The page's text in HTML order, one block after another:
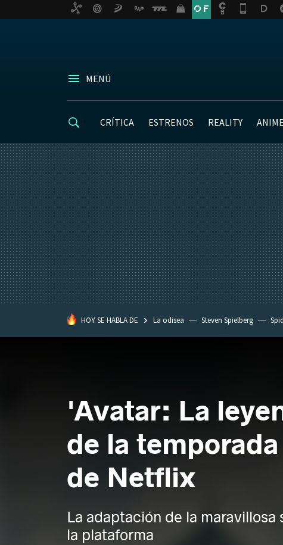
MENÚ
CRÍTICA ESTRENOS REALITY ANIME
HOY SE HABLA DE La odisea Steven Spielberg
'Avatar: La
de la
de Netflix
La adaptación de la
la plataforma